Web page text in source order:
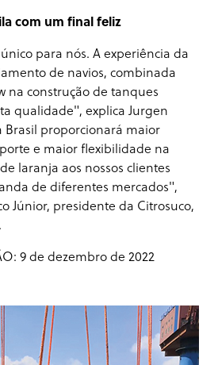
com um final feliz
para nós. A experiência da
de navios, combinada
na construção de tanques
qualidade", explica Jurgen
Brasil proporcionará maior
e maior flexibilidade na
laranja aos nossos clientes
de diferentes mercados",
Júnior, presidente da Citrosuco,
9 de dezembro de 2022